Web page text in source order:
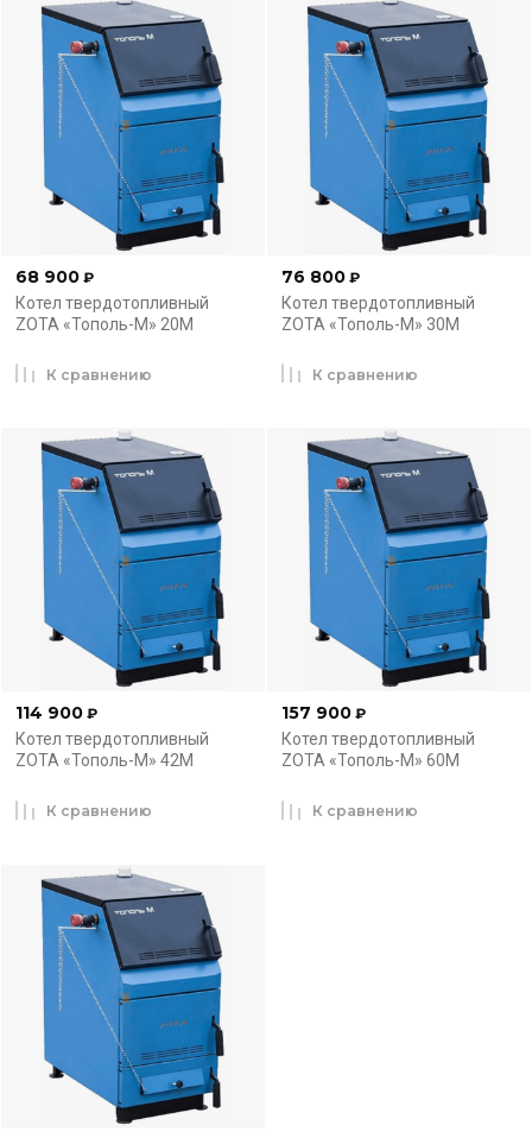
68 900 ₽
Котел твердотопливный
ZOTA «Тополь-М» 20М
К сравнению
76 800 ₽
Котел твердотопливный
ZOTA «Тополь-М» 30М
К сравнению
114 900 ₽
Котел твердотопливный
ZOTA «Тополь-М» 42М
К сравнению
157 900 ₽
Котел твердотопливный
ZOTA «Тополь-М» 60М
К сравнению